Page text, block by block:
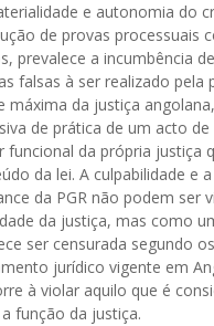
e autonomia do
de provas processuais
prevalece a incumbência
falsas à ser realizado pela
máxima da justiça
de prática de um acto
funcional da própria justiça
da lei. A culpabilidade e
da PGR não podem ser
da justiça, mas como
ser censurada segundo
jurídico vigente em
à violar aquilo que é
função da justiça.